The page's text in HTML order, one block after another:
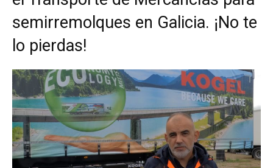
semirremolques en Galicia. ¡No te
lo pierdas!